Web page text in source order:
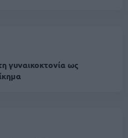
γυναικοκτονία ως